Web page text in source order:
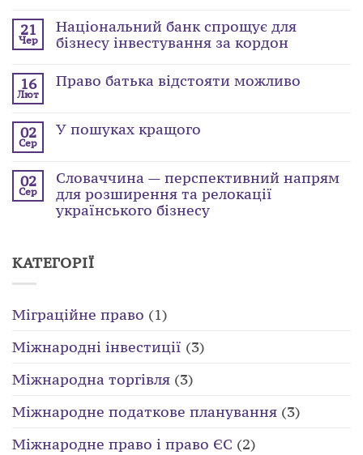
21
Чер
Національний банк спрощує для
бізнесу інвестування за кордон
16
Лют
Право батька відстояти можливо
02
Сер
У пошуках кращого
02
Сер
Словаччина — перспективний напрям
для розширення та релокації
українського бізнесу
КАТЕГОРІЇ
Міграційне право (1)
Міжнародні інвестиції (3)
Міжнародна торгівля (3)
Міжнародне податкове планування (3)
Міжнародне право і право ЄС (2)